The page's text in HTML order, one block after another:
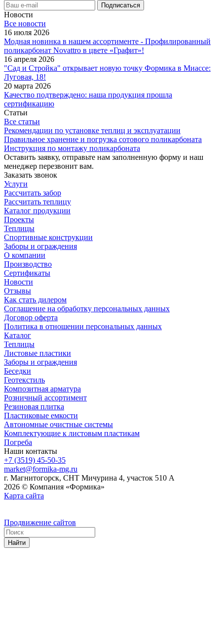
Новости
Все новости
16 июля 2026
Модная новинка в нашем ассортименте - Профилированный
поликарбонат Novattro в цвете «Графит»!
16 апреля 2026
"Сад и Стройка" открывает новую точку Формика в Миассе:
Луговая, 18!
20 марта 2026
Качество подтверждено: наша продукция прошла
сертификацию
Статьи
Все статьи
Рекомендации по установке теплиц и эксплуатации
Правильное хранение и погрузка сотового поликарбоната
Инструкция по монтажу поликарбоната
Оставить заявку, отправьте нам заполненную форму и наш
менеджер перезвонит вам.
Заказать звонок
Услуги
Рассчитать забор
Рассчитать теплицу
Каталог продукции
Проекты
Теплицы
Спортивные конструкции
Заборы и ограждения
О компании
Производство
Сертификаты
Новости
Отзывы
Как стать дилером
Соглашение на обработку персональных данных
Договор оферта
Политика в отношении персональных данных
Каталог
Теплицы
Листовые пластики
Заборы и ограждения
Беседки
Геотекстиль
Композитная арматура
Розничный ассортимент
Резиновая плитка
Пластиковые емкости
Автономные очистные системы
Комплектующие к листовым пластикам
Погреба
Наши контакты
+7 (3519) 45-50-35
market@formika-mg.ru
г. Магнитогорск, СНТ Мичурина 4, участок 510 А
2026 © Компания «Формика»
Карта сайта
Продвижение сайтов
Найти